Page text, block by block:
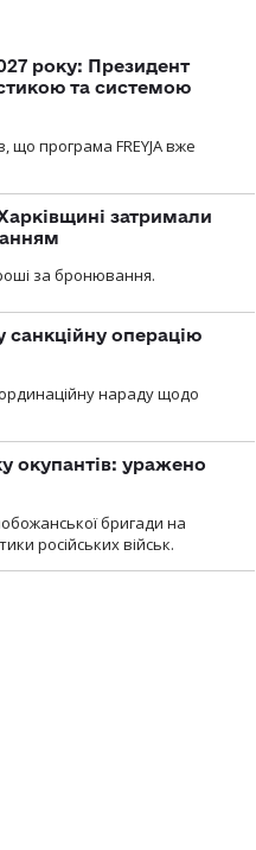
року: Президент
та системою
програма FREYJA вже
затримали
за бронювання.
санкційну операцію
нараду щодо
окупантів: уражено
бригади на
російських військ.